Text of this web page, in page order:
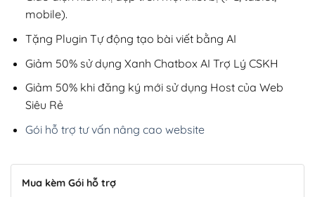
mobile).
Tặng Plugin Tự động tạo bài viết bằng AI
Giảm 50% sử dụng Xanh Chatbox AI Trợ Lý CSKH
Giảm 50% khi đăng ký mới sử dụng Host của Web
Siêu Rẻ
Gói hỗ trợ tư vấn nâng cao website
Mua kèm Gói hỗ trợ